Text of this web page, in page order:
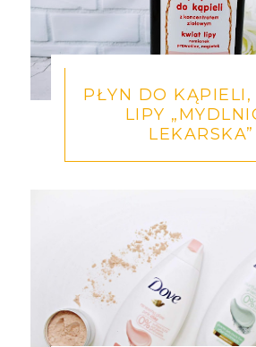
PŁYN DO KĄPIELI,
LIPY
LEKARSKA”